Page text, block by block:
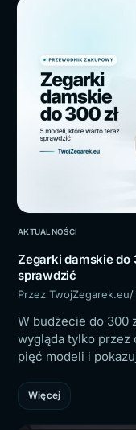
AKTUALNOŚCI
Zegarki damskie do
sprawdzić
Przez TwojZegarek.eu/
W budżecie do 300
wygląda tylko przez
pięć modeli i
Więcej